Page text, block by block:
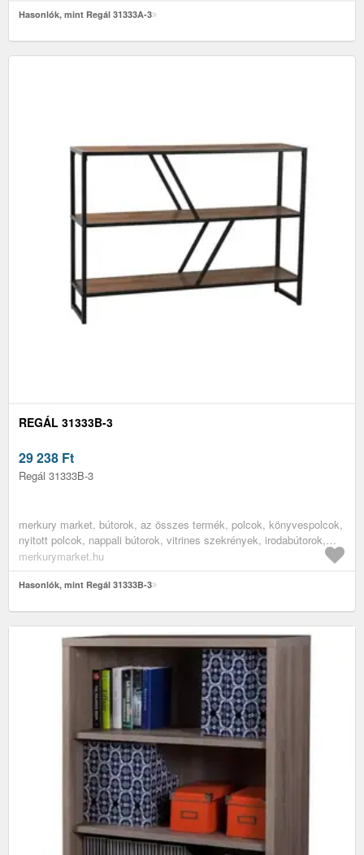
Hasonlók, mint Regál 31333A-3
REGÁL 31333B-3
29 238 Ft
Regál 31333B-3
merkury market, bútorok, az összes termék, polcok, könyvespolcok,
nyitott polcok, nappali bútorok, vitrines szekrények, irodabútorok,
irodai polcok, könyves polcok, hálószoba bútorok
merkurymarket.hu
Hasonlók, mint Regál 31333B-3